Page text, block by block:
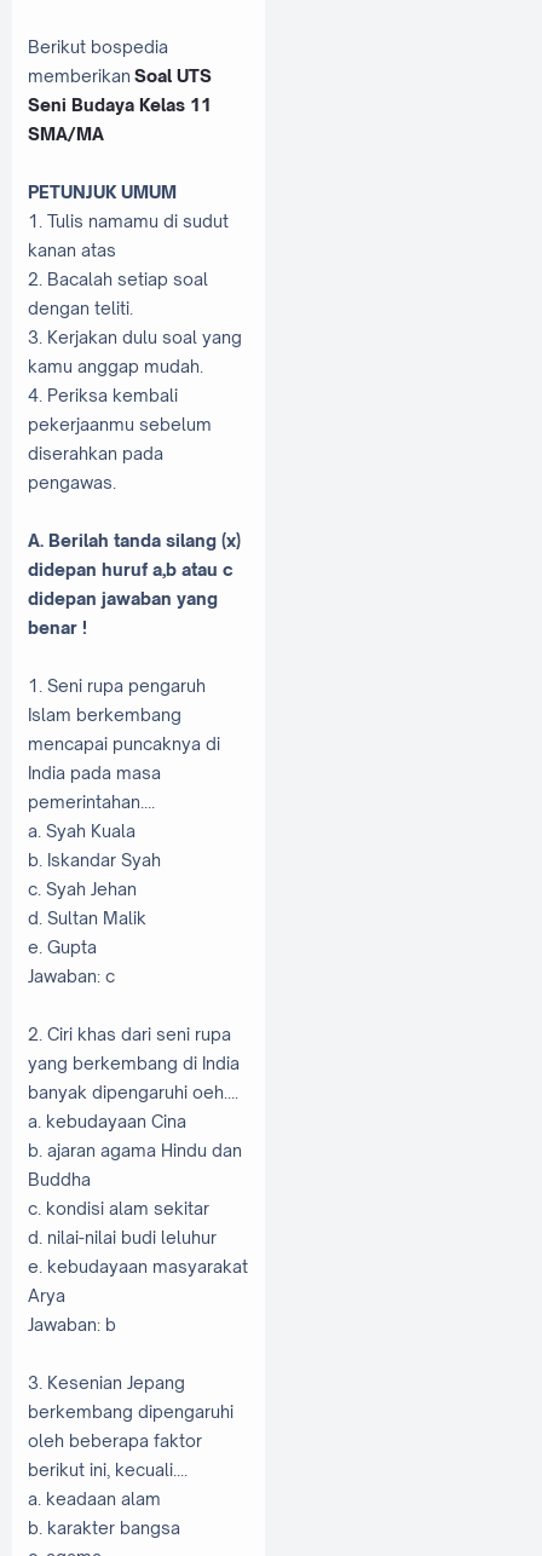
Berikut bospedia
memberikan Soal UTS
Seni Budaya Kelas 11
SMA/MA
PETUNJUK UMUM
1. Tulis namamu di sudut
kanan atas
2. Bacalah setiap soal
dengan teliti.
3. Kerjakan dulu soal yang
kamu anggap mudah.
4. Periksa kembali
pekerjaanmu sebelum
diserahkan pada
pengawas.
A. Berilah tanda silang (x)
didepan huruf a,b atau c
didepan jawaban yang
benar !
1. Seni rupa pengaruh
Islam berkembang
mencapai puncaknya di
India pada masa
pemerintahan....
a. Syah Kuala
b. Iskandar Syah
c. Syah Jehan
d. Sultan Malik
e. Gupta
Jawaban: c
2. Ciri khas dari seni rupa
yang berkembang di India
banyak dipengaruhi oeh....
a. kebudayaan Cina
b. ajaran agama Hindu dan
Buddha
c. kondisi alam sekitar
d. nilai-nilai budi leluhur
e. kebudayaan masyarakat
Arya
Jawaban: b
3. Kesenian Jepang
berkembang dipengaruhi
oleh beberapa faktor
berikut ini, kecuali....
a. keadaan alam
b. karakter bangsa